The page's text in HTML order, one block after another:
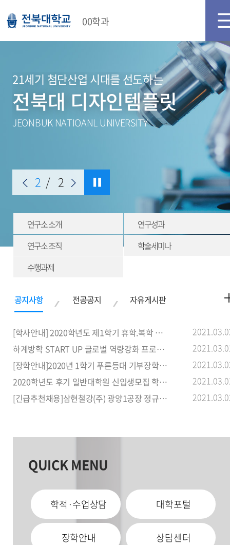
00학과
2 / 2
21세기 첨단산업 시대를 선도하는
전북대 디자인템플릿
JEONBUK NATIOANL UNIVERSITY
연구소 소개
연구성과
연구소 조직
학술세미나
수행과제
[학사안내] 2020학년도 제1학기 휴학.복학 신청 기간 안내
하계방학 START UP 글로벌 역량강화 프로그램 참가자 명단 및 안내사
[장학안내]2020년 1학기 푸른등대 기부장학사업 신규장학생 선발 안내
2020학년도 후기 일반대학원 신입생모집 학과별 입학설명회
[긴급추천채용]삼현철강(주) 광양1공장 정규직(여자) 신입사원 추천 안내
QUICK MENU
학적·수업상담 대학포털
장학안내 상담센터